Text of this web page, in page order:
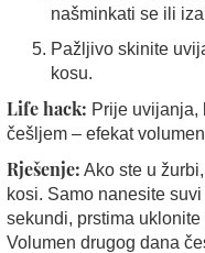
našminkati se ili
Pažljivo skinite
kosu.
Life hack: Prije uvijanja,
češljem – efekat
Rješenje: Ako ste u
kosi. Samo nanesite
sekundi, prstima
Volumen drugog dana